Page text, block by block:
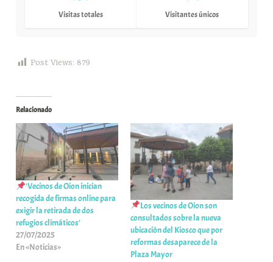
Visitas totales Visitantes únicos
Post Views: 879
Relacionado
’Vecinos de Oion inician
recogida de firmas online para
exigir la retirada de dos
refugios climáticos’
27/07/2025
En «Noticias»
Los vecinos de Oion son
consultados sobre la nueva
ubicación del Kiosco que por
reformas desaparece de la
Plaza Mayor